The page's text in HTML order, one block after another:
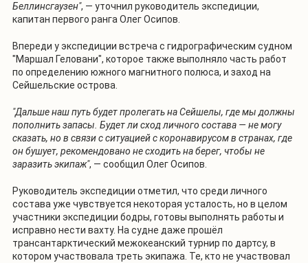
Беллинсгаузен", — уточнил руководитель экспедиции,
капитан первого ранга Олег Осипов.
Впереди у экспедиции встреча с гидрографическим судном
"Маршал Геловани", которое также выполняло часть работ
по определению южного магнитного полюса, и заход на
Сейшельские острова.
"Дальше наш путь будет пролегать на Сейшелы, где мы должны
пополнить запасы. Будет ли сход личного состава — не могу
сказать, но в связи с ситуацией с коронавирусом в странах, где
он бушует, рекомендовано не сходить на берег, чтобы не
заразить экипаж", — сообщил Олег Осипов.
Руководитель экспедиции отметил, что среди личного
состава уже чувствуется некоторая усталость, но в целом
участники экспедиции бодры, готовы выполнять работы и
исправно нести вахту. На судне даже прошёл
трансантарктический межокеанский турнир по дартсу, в
котором участвовала треть экипажа. Те, кто не участвовал